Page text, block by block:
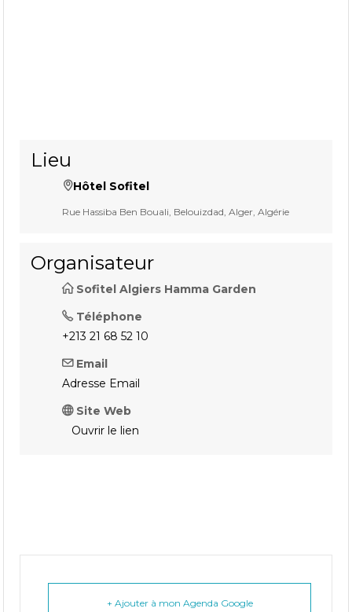
Lieu
Hôtel Sofitel
Rue Hassiba Ben Bouali, Belouizdad, Alger, Algérie
Organisateur
Sofitel Algiers Hamma Garden
Téléphone
+213 21 68 52 10
Email
Adresse Email
Site Web
Ouvrir le lien
+ Ajouter à mon Agenda Google